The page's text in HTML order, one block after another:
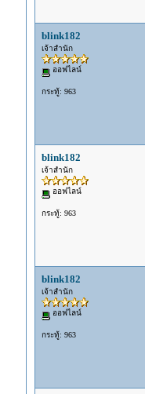
blink182
เจ้าสำนัก
ออฟไลน์
กระทู้: 963
blink182
เจ้าสำนัก
ออฟไลน์
กระทู้: 963
blink182
เจ้าสำนัก
ออฟไลน์
กระทู้: 963